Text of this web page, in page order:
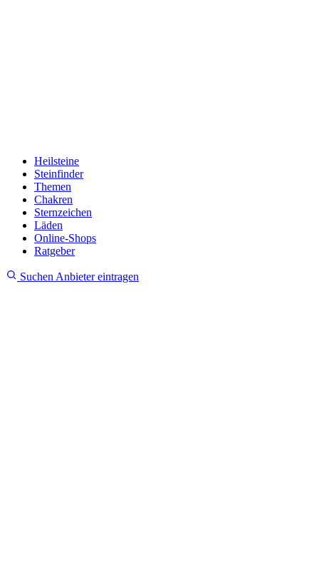
Heilsteine
Steinfinder
Themen
Chakren
Sternzeichen
Läden
Online-Shops
Ratgeber
Suchen Anbieter eintragen